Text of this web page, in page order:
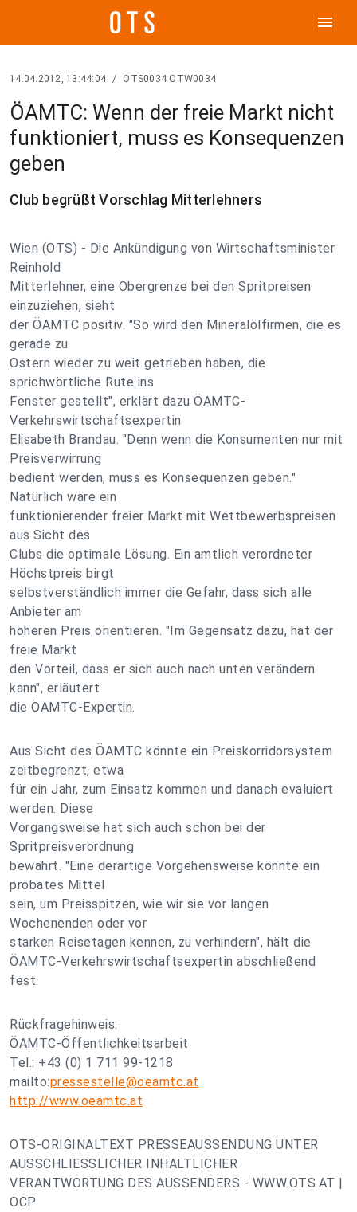
menu
14.04.2012, 13:44:04 / OTS0034 OTW0034
ÖAMTC: Wenn der freie Markt nicht
funktioniert, muss es Konsequenzen
geben
Club begrüßt Vorschlag Mitterlehners
Wien (OTS) - Die Ankündigung von Wirtschaftsminister
Reinhold
Mitterlehner, eine Obergrenze bei den Spritpreisen
einzuziehen, sieht
der ÖAMTC positiv. "So wird den Mineralölfirmen, die es
gerade zu
Ostern wieder zu weit getrieben haben, die
sprichwörtliche Rute ins
Fenster gestellt", erklärt dazu ÖAMTC-
Verkehrswirtschaftsexpertin
Elisabeth Brandau. "Denn wenn die Konsumenten nur mit
Preisverwirrung
bedient werden, muss es Konsequenzen geben."
Natürlich wäre ein
funktionierender freier Markt mit Wettbewerbspreisen
aus Sicht des
Clubs die optimale Lösung. Ein amtlich verordneter
Höchstpreis birgt
selbstverständlich immer die Gefahr, dass sich alle
Anbieter am
höheren Preis orientieren. "Im Gegensatz dazu, hat der
freie Markt
den Vorteil, dass er sich auch nach unten verändern
kann", erläutert
die ÖAMTC-Expertin.
Aus Sicht des ÖAMTC könnte ein Preiskorridorsystem
zeitbegrenzt, etwa
für ein Jahr, zum Einsatz kommen und danach evaluiert
werden. Diese
Vorgangsweise hat sich auch schon bei der
Spritpreisverordnung
bewährt. "Eine derartige Vorgehensweise könnte ein
probates Mittel
sein, um Preisspitzen, wie wir sie vor langen
Wochenenden oder vor
starken Reisetagen kennen, zu verhindern", hält die
ÖAMTC-Verkehrswirtschaftsexpertin abschließend
fest.
Rückfragehinweis:
ÖAMTC-Öffentlichkeitsarbeit
Tel.: +43 (0) 1 711 99-1218
mailto:pressestelle@oeamtc.at
http://www.oeamtc.at
OTS-ORIGINALTEXT PRESSEAUSSENDUNG UNTER
AUSSCHLIESSLICHER INHALTLICHER
VERANTWORTUNG DES AUSSENDERS - WWW.OTS.AT |
OCP